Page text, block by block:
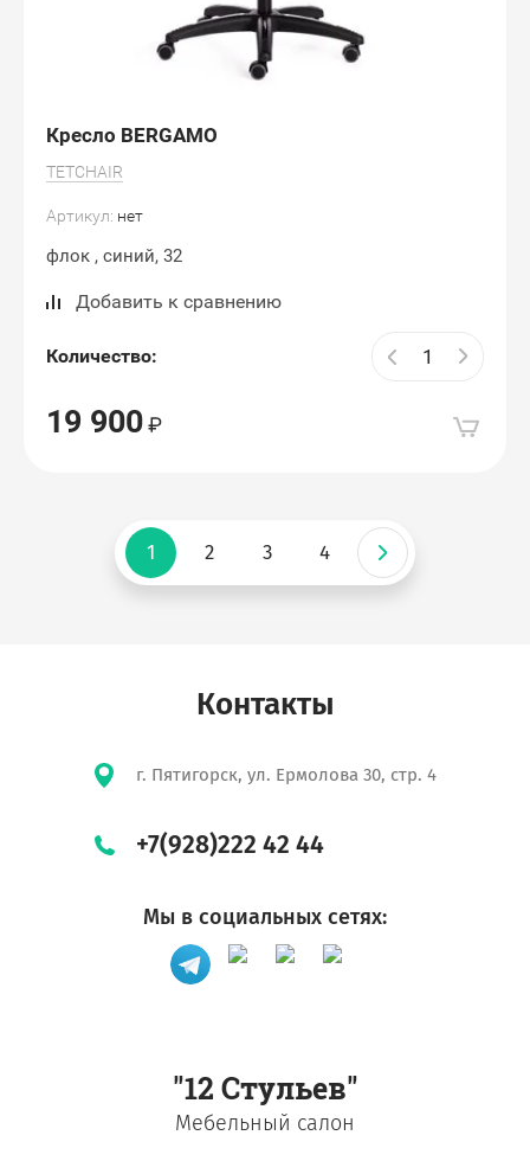
Кресло BERGAMO
TETCHAIR
Артикул: нет
флок , синий, 32
Добавить к сравнению
Количество:
19 900
1 2 3 4
"12 Стульев"
Мебельный салон
Контакты
г. Пятигорск, ул. Ермолова 30, стр. 4
+7(928)222 42 44
Мы в социальных сетях: